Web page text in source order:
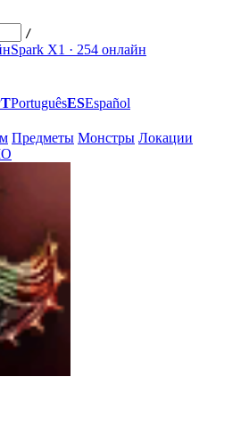
/
Spark X1 · 254 онлайн
PortuguêsESEspañol
Предметы Монстры Локации